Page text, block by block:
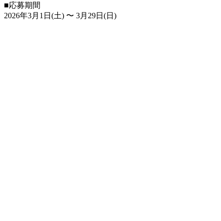
■応募期間
2026年3月1日(土) 〜 3月29日(日)